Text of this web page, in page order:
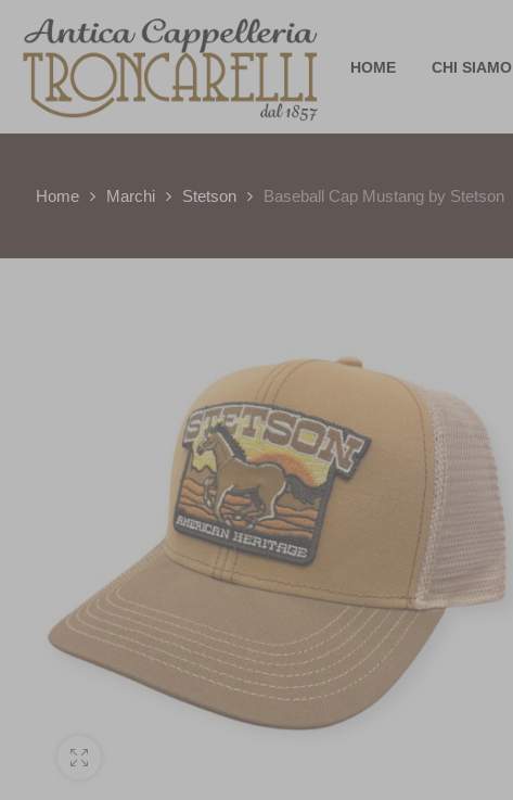
HOME CHI SIAMO
Home Marchi Stetson Baseball Cap Mustang by Stetson